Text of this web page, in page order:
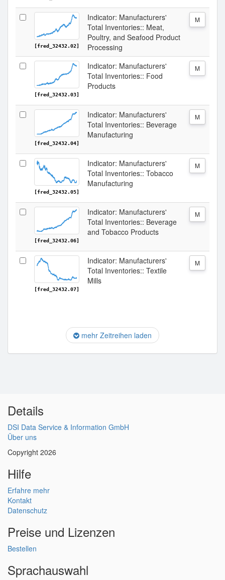
[fred_32432.02]
Indicator: Manufacturers'
Total Inventories:: Meat,
Poultry, and Seafood Product
Processing
M
[fred_32432.03]
Indicator: Manufacturers'
Total Inventories:: Food
Products
M
[fred_32432.04]
Indicator: Manufacturers'
Total Inventories:: Beverage
Manufacturing
M
[fred_32432.05]
Indicator: Manufacturers'
Total Inventories:: Tobacco
Manufacturing
M
[fred_32432.06]
Indicator: Manufacturers'
Total Inventories:: Beverage
and Tobacco Products
M
[fred_32432.07]
Indicator: Manufacturers'
Total Inventories:: Textile
Mills
M
mehr Zeitreihen laden
Details
DSI Data Service & Information GmbH
Über uns
Copyright 2026
Hilfe
Erfahre mehr
Kontakt
Datenschutz
Preise und Lizenzen
Bestellen
Sprachauswahl